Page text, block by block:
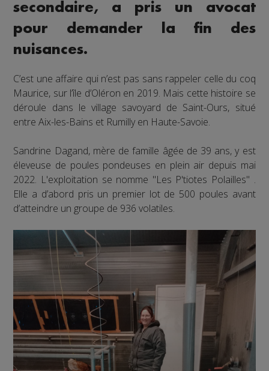
secondaire, a pris un avocat
pour demander la fin des
nuisances.
C’est une affaire qui n’est pas sans rappeler celle du coq
Maurice, sur l’île d’Oléron en 2019. Mais cette histoire se
déroule dans le village savoyard de Saint-Ours, situé
entre Aix-les-Bains et Rumilly en Haute-Savoie.
Sandrine Dagand, mère de famille âgée de 39 ans, y est
éleveuse de poules pondeuses en plein air depuis mai
2022. L'exploitation se nomme "Les P'tiotes Polailles" .
Elle a d’abord pris un premier lot de 500 poules avant
d’atteindre un groupe de 936 volatiles.